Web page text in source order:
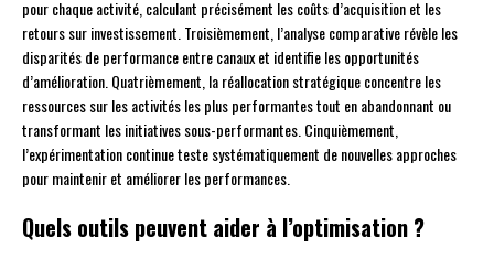
pour chaque activité, calculant précisément les coûts d’acquisition et les
retours sur investissement. Troisièmement, l’analyse comparative révèle les
disparités de performance entre canaux et identifie les opportunités
d’amélioration. Quatrièmement, la réallocation stratégique concentre les
ressources sur les activités les plus performantes tout en abandonnant ou
transformant les initiatives sous-performantes. Cinquièmement,
l’expérimentation continue teste systématiquement de nouvelles approches
pour maintenir et améliorer les performances.
Quels outils peuvent aider à l’optimisation ?